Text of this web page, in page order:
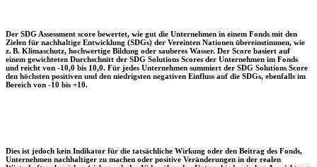
Der SDG Assessment score bewertet, wie gut die Unternehmen in einem Fonds mit den
Zielen für nachhaltige Entwicklung (SDGs) der Vereinten Nationen übereinstimmen, wie
z. B. Klimaschutz, hochwertige Bildung oder sauberes Wasser. Der Score basiert auf
einem gewichteten Durchschnitt der SDG Solutions Scores der Unternehmen im Fonds
und reicht von -10,0 bis 10,0. Für jedes Unternehmen summiert der SDG Solutions Score
den höchsten positiven und den niedrigsten negativen Einfluss auf die SDGs, ebenfalls im
Bereich von -10 bis +10.
Dies ist jedoch kein Indikator für die tatsächliche Wirkung oder den Beitrag des Fonds,
Unternehmen nachhaltiger zu machen oder positive Veränderungen in der realen